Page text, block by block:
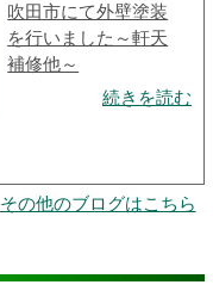
吹田市にて外壁塗装
を行いました～軒天
補修他～
続きを読む
その他のブログはこちら